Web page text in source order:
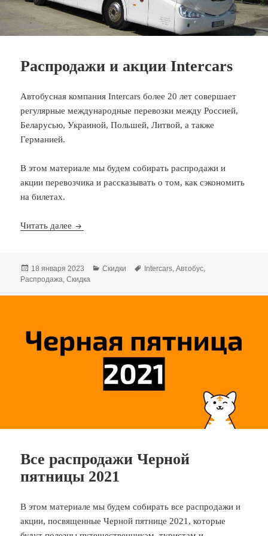
Распродажи и акции Intercars
Автобусная компания Intercars более 20 лет совершает
регулярные международные перевозки между Россией,
Беларусью, Украиной, Польшей, Литвой, а также
Германией.
В этом материале мы будем собирать распродажи и
акции перевозчика и рассказывать о том, как сэкономить
на билетах.
Читать далее Распродажи и акции Intercars
Опубликовано
18 января 2023 Рубрики
Скидки Метки
Intercars,Автобус,
Распродажа,Скидка
Все распродажи Черной
пятницы 2021
В этом материале мы будем собирать все распродажи и
акции, посвященные Черной пятнице 2021, которые